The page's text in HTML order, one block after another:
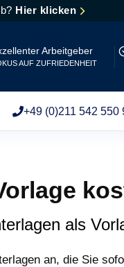
Hier klicken
Arbeitgeber
AUF ZUFRIEDENHEIT
+49 (0)211 542 550
als
an, die Sie